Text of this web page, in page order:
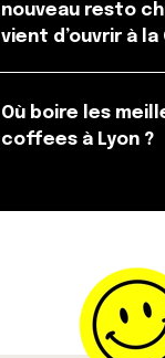
nouveau resto
vient d’ouvrir à
Où boire les
coffees à Lyon ?